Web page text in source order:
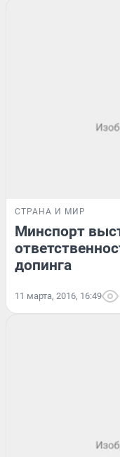
СТРАНА И МИР
Минспорт
допинга
11 марта, 2016, 16:49